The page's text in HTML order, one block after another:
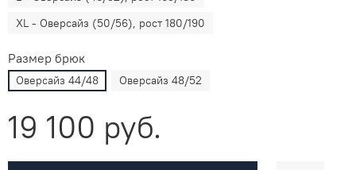
XL - Оверсайз (50/56), рост 180/190
Размер брюк
Оверсайз 44/48 Оверсайз 48/52
19 100 руб.